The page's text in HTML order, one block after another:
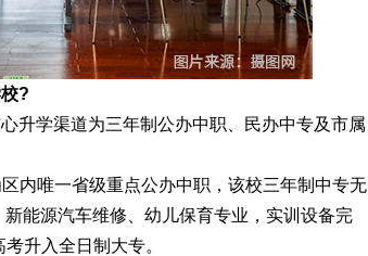
?
升学渠道为三年制公办中职、民办中专及市属
内唯一省级重点公办中职，该校三年制中专无
能源汽车维修、幼儿保育专业，实训设备完
升入全日制大专。